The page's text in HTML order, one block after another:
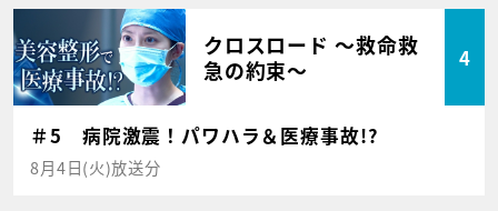
クロスロード ～救命救
急の約束～
4
＃5 病院激震！パワハラ＆医療事故!?
8月4日(火)放送分